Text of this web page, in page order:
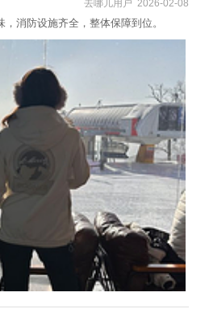
去哪儿用户 2026-02-08
消防设施齐全，整体保障到位。